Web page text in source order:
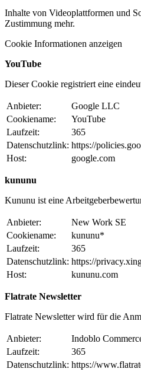
Inhalte von Videoplattformen und
Zustimmung mehr.
Cookie Informationen anzeigen
YouTube
Dieser Cookie registriert eine
Anbieter:
Google LLC
Cookiename:
YouTube
Laufzeit:
365
Datenschutzlink: https://
Host:
google.com
kununu
Kununu ist eine
Anbieter:
New Work SE
Cookiename:
kununu*
Laufzeit:
365
Datenschutzlink: https://
Host:
kununu.com
Flatrate Newsletter
Flatrate Newsletter wird für die
Anbieter:
Indoblo
Laufzeit:
365
Datenschutzlink: https://